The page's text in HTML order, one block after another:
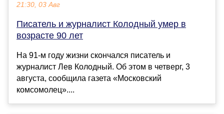
21:30, 03 Авг
Писатель и журналист Колодный умер в
возрасте 90 лет
На 91-м году жизни скончался писатель и
журналист Лев Колодный. Об этом в четверг, 3
августа, сообщила газета «Московский
комсомолец»....